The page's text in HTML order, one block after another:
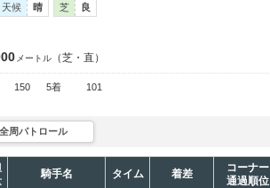
天候 晴 芝 良
メートル （芝・直）
150 5着
101
全周パトロール
騎手名 タイム 着差
コーナー
通過順位